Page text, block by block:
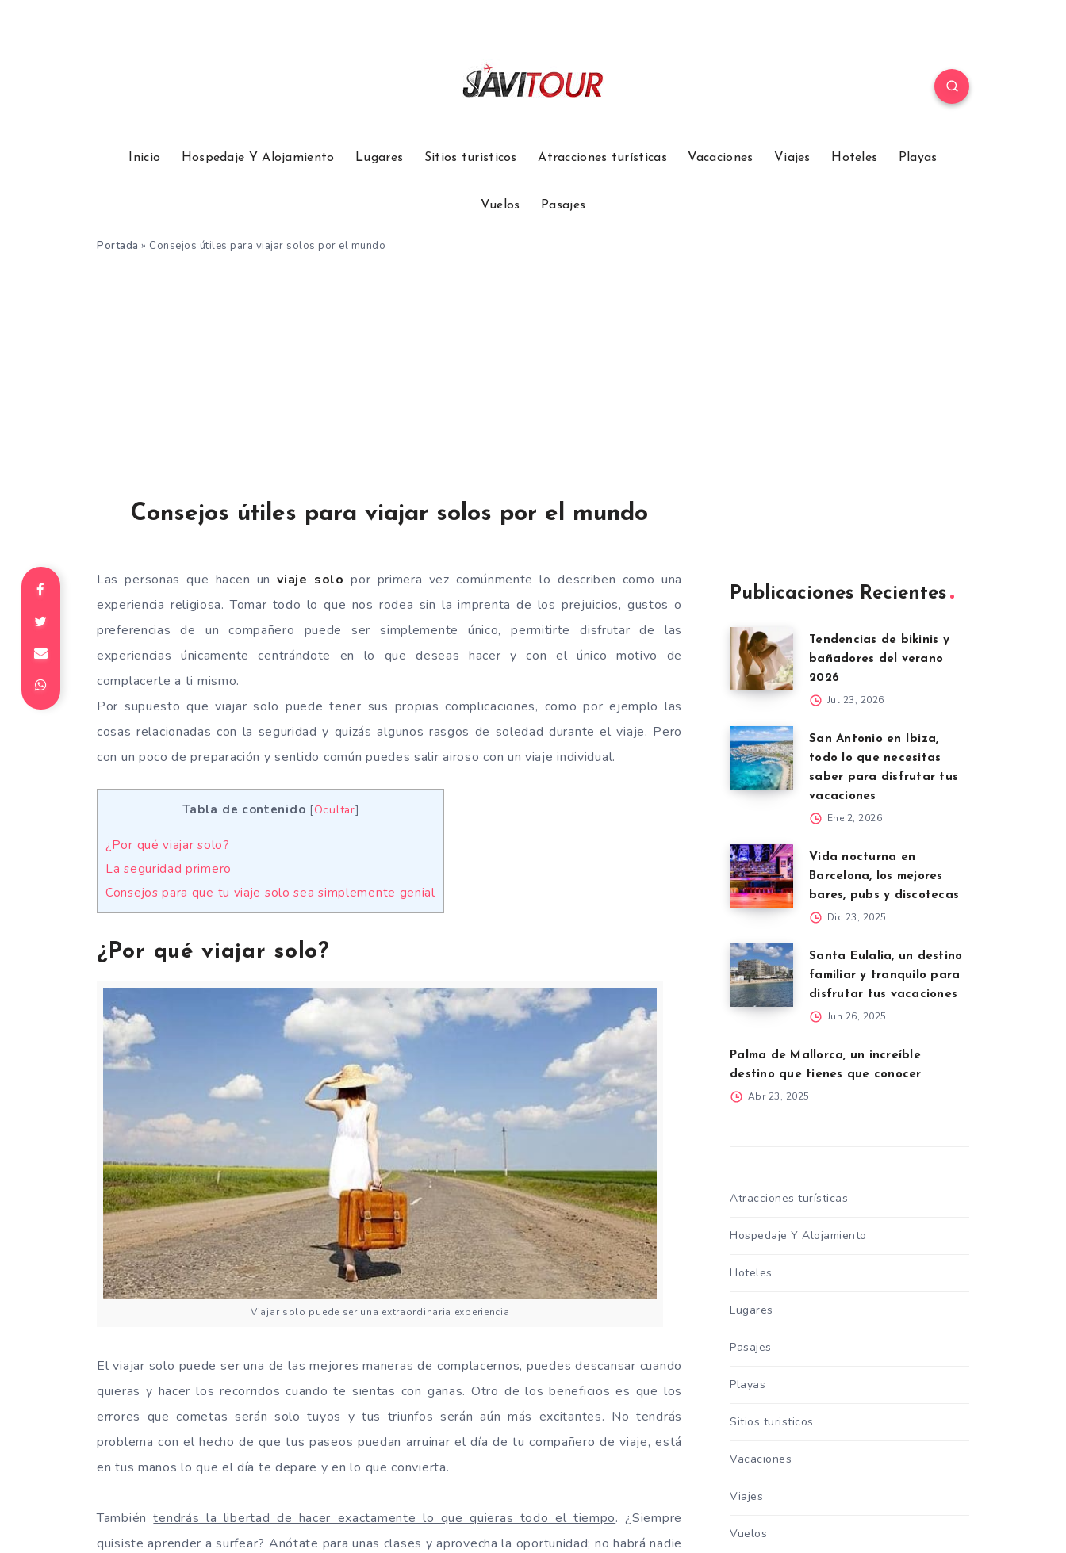
Inicio Hospedaje Y Alojamiento Lugares Sitios turisticos Atracciones turísticas Vacaciones Viajes Hoteles Playas
Vuelos Pasajes
Portada » Consejos útiles para viajar solos por el mundo
Consejos útiles para viajar solos por el mundo
Las personas que hacen unviaje solo por primera vez comúnmente lo describen como una
experiencia religiosa. Tomar todo lo que nos rodea sin la imprenta de los prejuicios, gustos o
preferencias de un compañero puede ser simplemente único, permitirte disfrutar de las
experiencias únicamente centrándote en lo que deseas hacer y con el único motivo de
complacerte a ti mismo.
Por supuesto que viajar solo puede tener sus propias complicaciones, como por ejemplo las
cosas relacionadas con la seguridad y quizás algunos rasgos de soledad durante el viaje. Pero
con un poco de preparación y sentido común puedes salir airoso con un viaje individual.
Tabla de contenido [Ocultar]
¿Por qué viajar solo?
La seguridad primero
Consejos para que tu viaje solo sea simplemente genial
¿Por qué viajar solo?
Viajar solo puede ser una extraordinaria experiencia
El viajar solo puede ser una de las mejores maneras de complacernos, puedes descansar cuando
quieras y hacer los recorridos cuando te sientas con ganas. Otro de los beneficios es que los
errores que cometas serán solo tuyos y tus triunfos serán aún más excitantes. No tendrás
problema con el hecho de que tus paseos puedan arruinar el día de tu compañero de viaje, está
en tus manos lo que el día te depare y en lo que convierta.
Tambiéntendrás la libertad de hacer exactamente lo que quieras todo el tiempo. ¿Siempre
quisiste aprender a surfear? Anótate para unas clases y aprovecha la oportunidad; no habrá nadie
Publicaciones Recientes
Tendencias de bikinis y
bañadores del verano
2026
Jul 23, 2026
San Antonio en Ibiza,
todo lo que necesitas
saber para disfrutar tus
vacaciones
Ene 2, 2026
Vida nocturna en
Barcelona, los mejores
bares, pubs y discotecas
Dic 23, 2025
Santa Eulalia, un destino
familiar y tranquilo para
disfrutar tus vacaciones
Jun 26, 2025
Palma de Mallorca, un increíble
destino que tienes que conocer
Abr 23, 2025
Atracciones turísticas
Hospedaje Y Alojamiento
Hoteles
Lugares
Pasajes
Playas
Sitios turisticos
Vacaciones
Viajes
Vuelos